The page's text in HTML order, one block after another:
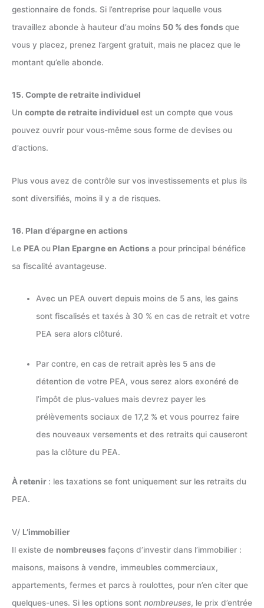
gestionnaire de fonds. Si l’entreprise pour laquelle vous
travaillez abonde à hauteur d’au moins 50 % des fonds que
vous y placez, prenez l’argent gratuit, mais ne placez que le
montant qu’elle abonde.
15. Compte de retraite individuel
Un compte de retraite individuel est un compte que vous
pouvez ouvrir pour vous-même sous forme de devises ou
d’actions.
Plus vous avez de contrôle sur vos investissements et plus ils
sont diversifiés, moins il y a de risques.
16. Plan d’épargne en actions
Le PEAou Plan Epargne en Actions a pour principal bénéfice
sa fiscalité avantageuse.
Avec un PEA ouvert depuis moins de 5 ans, les gains
sont fiscalisés et taxés à 30 % en cas de retrait et votre
PEA sera alors clôturé.
Par contre, en cas de retrait après les 5 ans de
détention de votre PEA, vous serez alors exonéré de
l’impôt de plus-values mais devrez payer les
prélèvements sociaux de 17,2 % et vous pourrez faire
des nouveaux versements et des retraits qui causeront
pas la clôture du PEA.
À retenir : les taxations se font uniquement sur les retraits du
PEA.
V/ L’immobilier
Il existe de nombreuses façons d’investir dans l’immobilier :
maisons, maisons à vendre, immeubles commerciaux,
appartements, fermes et parcs à roulottes, pour n’en citer que
quelques-unes. Si les options sont nombreuses, le prix d’entrée